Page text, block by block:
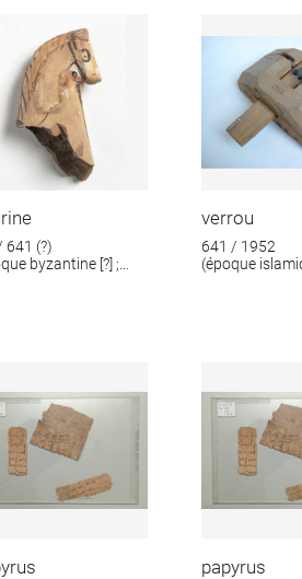
641 (?)
byzantine [?] ;
verrou
641 / 1952
(époque
papyrus